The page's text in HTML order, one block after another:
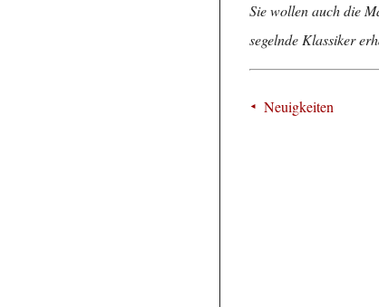
Sie wollen auch die
segelnde Klassiker
Neuigkeiten